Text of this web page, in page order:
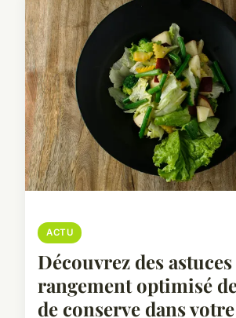
ACTU
Découvrez des
rangement optimisé
de conserve dans